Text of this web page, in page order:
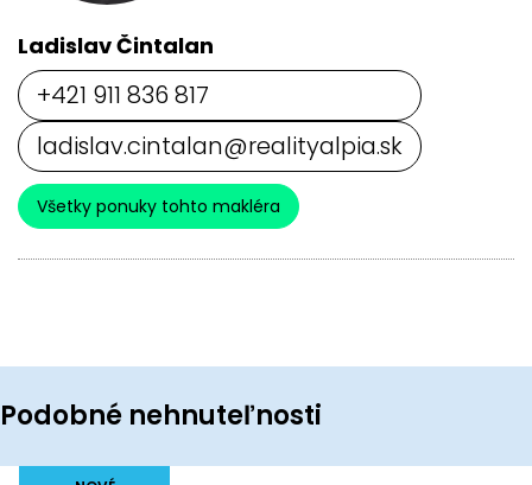
Ladislav Čintalan
+421 911 836 817
ladislav.cintalan@realityalpia.sk
Všetky ponuky tohto makléra
Podobné nehnuteľnosti